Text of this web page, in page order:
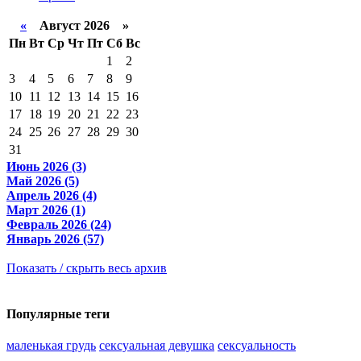
« Август 2026 »
Пн Вт Ср Чт Пт Сб Вс
1
2
3
4 5 6 7 8
9
10 11 12 13 14 15 16
17 18 19 20 21 22 23
24 25 26 27 28 29 30
31
Июнь 2026 (3)
Май 2026 (5)
Апрель 2026 (4)
Март 2026 (1)
Февраль 2026 (24)
Январь 2026 (57)
Показать / скрыть весь архив
Популярные теги
маленькая грудь сексуальная девушка сексуальность